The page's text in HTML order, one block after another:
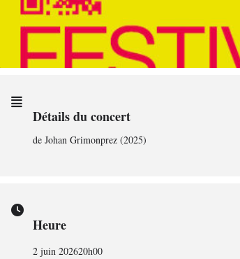
Détails du concert
de Johan Grimonprez (2025)
Heure
2 juin 202620h00